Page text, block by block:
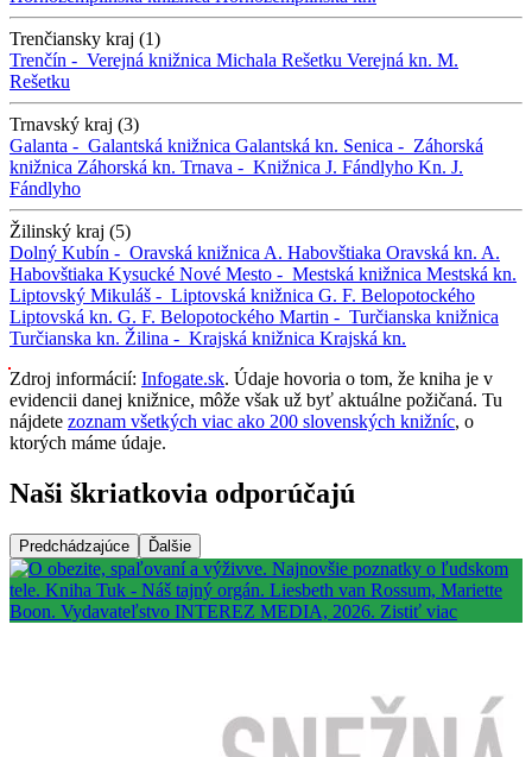
Trenčiansky kraj (1)
Trenčín - Verejná knižnica Michala Rešetku Verejná kn. M.
Rešetku
Trnavský kraj (3)
Galanta - Galantská knižnica Galantská kn. Senica - Záhorská
knižnica Záhorská kn. Trnava - Knižnica J. Fándlyho Kn. J.
Fándlyho
Žilinský kraj (5)
Dolný Kubín - Oravská knižnica A. Habovštiaka Oravská kn. A.
Habovštiaka Kysucké Nové Mesto - Mestská knižnica Mestská kn.
Liptovský Mikuláš - Liptovská knižnica G. F. Belopotockého
Liptovská kn. G. F. Belopotockého Martin - Turčianska knižnica
Turčianska kn. Žilina - Krajská knižnica Krajská kn.
Zdroj informácií: Infogate.sk. Údaje hovoria o tom, že kniha je v
evidencii danej knižnice, môže však už byť aktuálne požičaná. Tu
nájdete zoznam všetkých viac ako 200 slovenských knižníc, o
ktorých máme údaje.
Naši škriatkovia odporúčajú
Predchádzajúce Ďalšie